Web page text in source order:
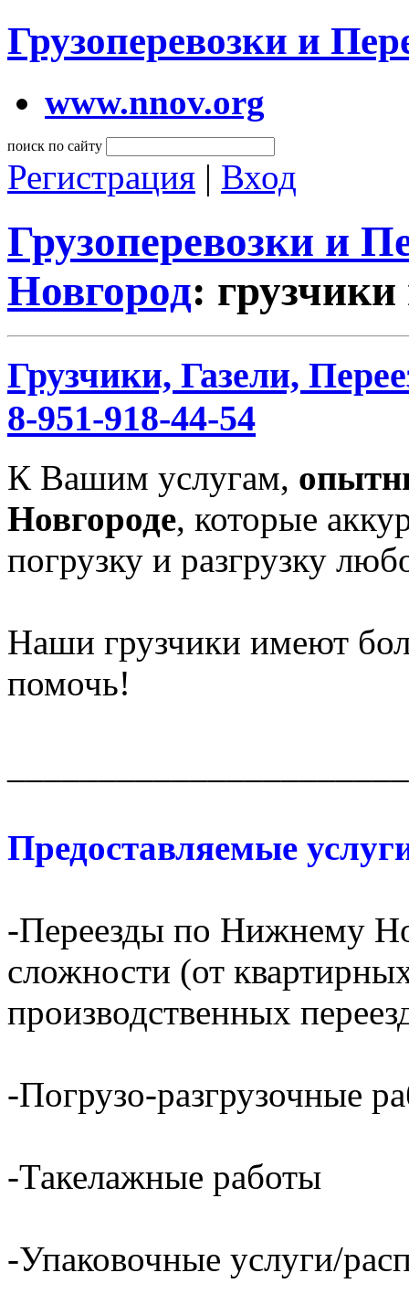
Грузоперевозки и
www.nnov.org
поиск по сайту
Регистрация | Вход
Грузоперевозки и
Новгород:
Грузчики, Газели,
8-951-918-44-54
К Вашим услугам,
Новгороде, которые
погрузку и разгрузку
Наши грузчики имеют
помочь!
Предоставляемые
-Переезды по Нижнему
сложности (от
производственных
-Погрузо-разгрузочные
-Такелажные работы
-Упаковочные услуги/